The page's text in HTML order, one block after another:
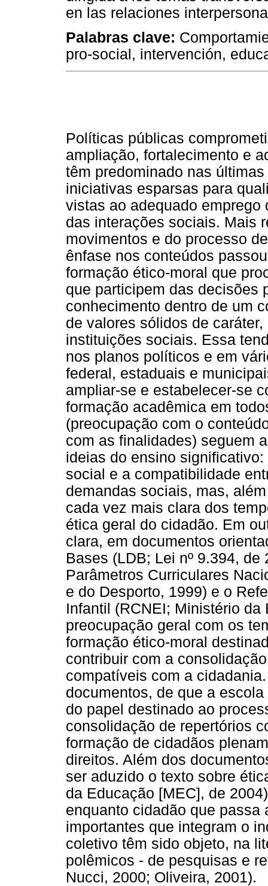
en las relaciones
Palabras clave:
pro-social, intervención,
Políticas públicas
ampliação, fortalecimento e
têm predominado nas
iniciativas esparsas para
vistas ao adequado
das interações sociais. Mais
movimentos e do processo
ênfase nos conteúdos
formação ético-moral que
que participem das decisões
conhecimento dentro de um
de valores sólidos de
instituições sociais. Essa
nos planos políticos e em
federal, estaduais e
ampliar-se e estabelecer-se
formação acadêmica em
(preocupação com o
com as finalidades) seguem
ideias do ensino
social e a compatibilidade
demandas sociais, mas,
cada vez mais clara dos
ética geral do cidadão. Em
clara, em documentos
Bases (LDB; Lei nº 9.394,
Parâmetros Curriculares
e do Desporto, 1999) e o
Infantil (RCNEI; Ministério
preocupação geral com os
formação ético-moral
contribuir com a
compatíveis com a
documentos, de que a
do papel destinado ao
consolidação de repertórios
formação de cidadãos
direitos. Além dos
ser aduzido o texto sobre
da Educação [MEC], de
enquanto cidadão que
importantes que integram o
coletivo têm sido objeto, na
polêmicos - de pesquisas e
Nucci, 2000; Oliveira, 2001).